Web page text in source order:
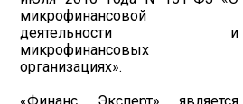
микрофинансовой
деятельности и
микрофинансовых
организациях».